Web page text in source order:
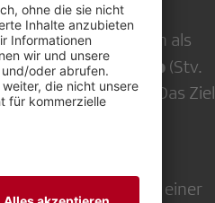
zu erstellen, sondern als
Federico Gagliano (Stv.
Effizienz steigern. Das Ziel
Stellen abzubauen,
wurde von einer